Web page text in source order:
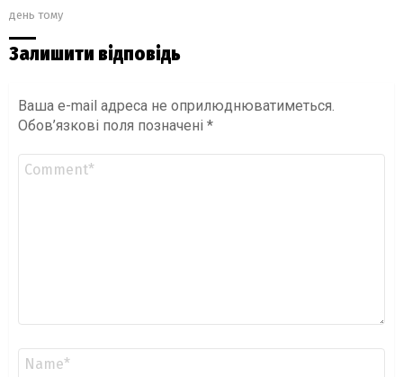
день тому
Залишити відповідь
Ваша e-mail адреса не оприлюднюватиметься.
Обов’язкові поля позначені *